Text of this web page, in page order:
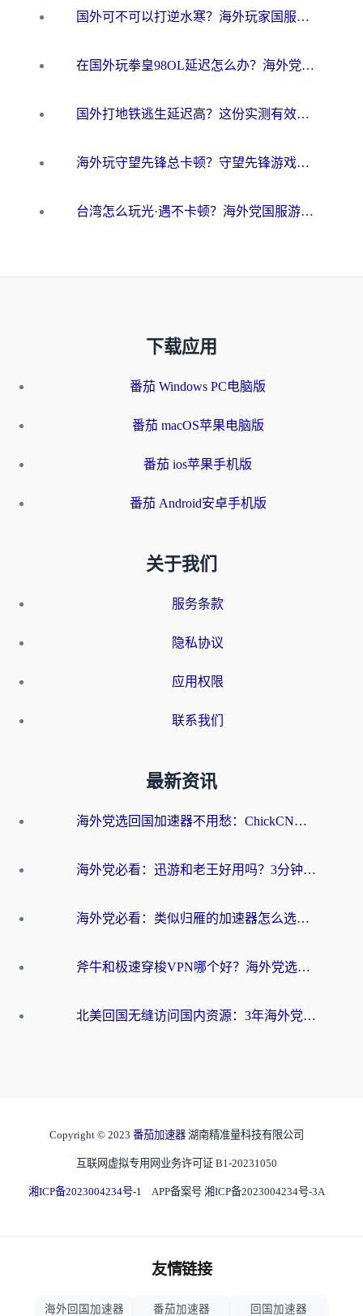
国外可不可以打逆水寒？海外玩家国服畅玩终极指南（附漫威荒野乱斗加速方案）
在国外玩拳皇98OL延迟怎么办？海外党亲测有效的低延迟指南
国外打地铁逃生延迟高？这份实测有效的低延迟指南帮你吃鸡
海外玩守望先锋总卡顿？守望先锋游戏加速器在哪里买&避坑指南（附欧洲非洲游戏实测）
台湾怎么玩光·遇不卡顿？海外党国服游戏加速终极攻略（附实测体验）
下载应用
番茄 Windows PC电脑版
番茄 macOS苹果电脑版
番茄 ios苹果手机版
番茄 Android安卓手机版
关于我们
服务条款
隐私协议
应用权限
联系我们
最新资讯
海外党选回国加速器不用愁：ChickCN和洞见哪个好？一篇搞定所有疑问
海外党必看：迅游和老王好用吗？3分钟选对加速国内网络的加速器
海外党必看：类似归雁的加速器怎么选？一篇搞定无缝访问国内资源
斧牛和极速穿梭VPN哪个好？海外党选回国加速器必看的真实对比与避坑指南
北美回国无缝访问国内资源：3年海外党亲测的加速器选择指南
Copyright © 2023 番茄加速器 湖南精准量科技有限公司
互联网虚拟专用网业务许可证 B1-20231050
湘ICP备2023004234号-1 APP备案号 湘ICP备2023004234号-3A
友情链接
海外回国加速器 番茄加速器 回国加速器